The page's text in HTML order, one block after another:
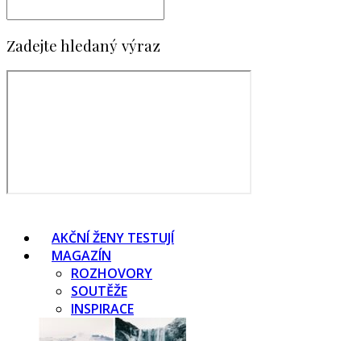
Zadejte hledaný výraz
AKČNÍ ŽENY TESTUJÍ
MAGAZÍN
ROZHOVORY
SOUTĚŽE
INSPIRACE